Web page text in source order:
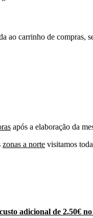
ao carrinho de compras,
após a elaboração da
zonas a norte visitamos
adicional de 2.50€